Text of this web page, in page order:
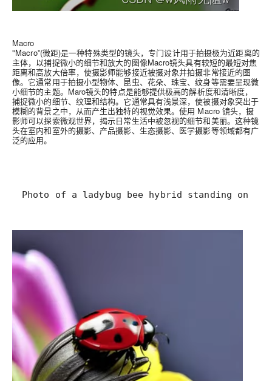
Macro
"Macro”(微距)是一种特殊类型的镜头，专门设计用于拍摄极为近距离的
主体，以捕捉微小的细节和放大的图像Macro镜头具有较短的最短对焦
距离和高放大倍率，使摄影师能够接近被摄对象并拍摄非常接近的图
像。它通常用于拍摄小型物体、昆虫、花朵、珠宝、纹身等需要呈现微
小细节的主题。Maro镜头的特点是能够提供极高的解析度和清晰度，
捕捉微小的细节、纹理和结构。它通常具有浅景深，使被摄对象突出于
模糊的背景之中，从而产生出独特的视觉效果。使用 Macro 镜头，摄
影师可以探索微观世界，揭示日常生活中被忽视的细节和美丽。这种镜
头在室内和室外的摄影、产品摄影、生态摄影、医学摄影等领域都有广
泛的应用。
Photo of a ladybug bee hybrid standing on a